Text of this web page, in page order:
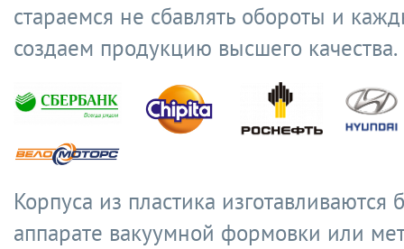
стараемся не сбавлять обороты и
создаем продукцию высшего качества.
Корпуса из пластика изготавливаются
аппарате вакуумной формовки или